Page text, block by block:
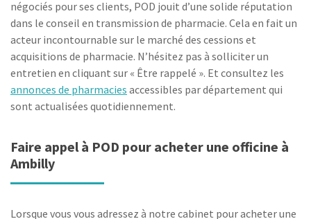
négociés pour ses clients, POD jouit d’une solide réputation
dans le conseil en transmission de pharmacie. Cela en fait un
acteur incontournable sur le marché des cessions et
acquisitions de pharmacie. N’hésitez pas à solliciter un
entretien en cliquant sur « Être rappelé ». Et consultez les
annonces de pharmacies accessibles par département qui
sont actualisées quotidiennement.
Faire appel à POD pour acheter une officine à
Ambilly
Lorsque vous vous adressez à notre cabinet pour acheter une